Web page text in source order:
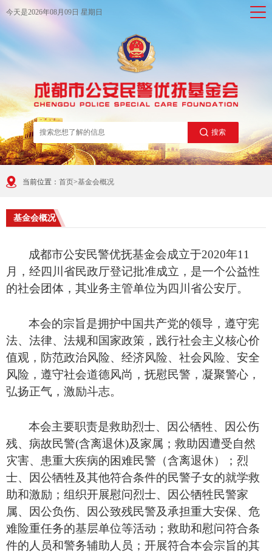
今天是2026年08月09日 星期日
搜索
当前位置： 首页>基金会概况
基金会概况
成都市公安民警优抚基金会成立于2020年11
月
， 经四川省民政厅登记批准成立，是一个公益性
的社会团体，其业务主管单位为四川省公安厅。
本会的宗旨是拥护中国共产党的领导，遵守宪
法、法律、法规和国家政策，践行社会主义核心价
值观，防范政治风险、经济风险、社会风险、安全
风险，遵守社会道德风尚，抚慰民警，凝聚警心，
弘扬正气，激励斗志。
本会主要职责是救助烈士、因公牺牲、因公伤
残、病故民警(含离退休)及家属；救助因遭受自然
灾害、患重大疾病的困难民警（含离退休）；烈
士、因公牺牲及其他符合条件的民警子女的就学救
助和激励；组织开展慰问烈士、因公牺牲民警家
属、因公负伤、因公致残民警及承担重大安保、危
难险重任务的基层单位等活动；救助和慰问符合条
件的人员和警务辅助人员；开展符合本会宗旨的其